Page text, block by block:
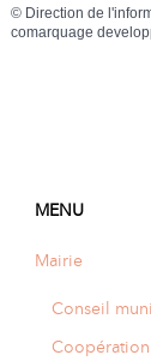
© Direction de
comarquage
MENU
Mairie
Conseil